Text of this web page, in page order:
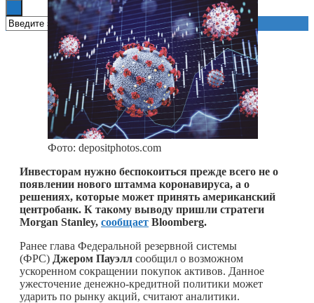
Фото: depositphotos.com
Инвесторам нужно беспокоиться прежде всего не о
появлении нового штамма коронавируса, а о
решениях, которые может принять американский
центробанк. К такому выводу пришли стратеги
Morgan Stanley, сообщает Bloomberg.
Ранее глава Федеральной резервной системы
(ФРС) Джером Пауэлл сообщил о возможном
ускоренном сокращении покупок активов. Данное
ужесточение денежно-кредитной политики может
ударить по рынку акций, считают аналитики.